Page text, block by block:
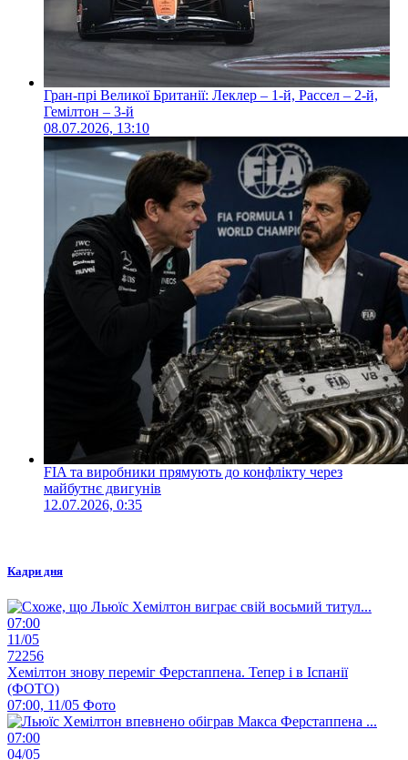
Гран-прі Великої Британії: Леклер – 1-й, Рассел – 2-й,
Гемілтон – 3-й
08.07.2026, 13:10
FIA та виробники прямують до конфлікту через
майбутнє двигунів
12.07.2026, 0:35
Кадри дня
07:00
11/05
72256
Хемілтон знову переміг Ферстаппена. Тепер і в Іспанії
(ФОТО)
07:00, 11/05 Фото
07:00
04/05